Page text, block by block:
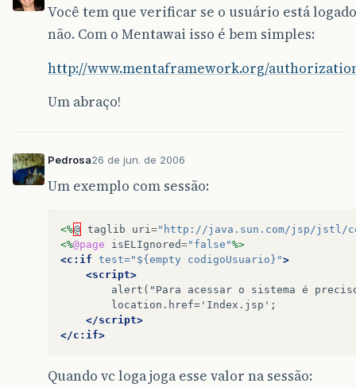
Você tem que verificar se o usuário está
não. Com o Mentawai isso é bem simples:
http://www.mentaframework.org/
Um abraço!
Pedrosa26 de jun. de 2006
Um exemplo com sessão:
<%@ taglib uri ="http://java.sun.com/jsp/jstl/
<%@page isELIgnored="false"%>
<c:if test="${empty codigoUsuario}">
<script>
alert("Para
acessar o sistema é
</script>
</c:if>
Quando vc loga joga esse valor na sessão: